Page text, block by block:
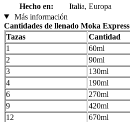
Hecho en:
Italia, Europa
Más información
Cantidades de llenado Moka Express
Tazas
Cantidad
1
60ml
2
90ml
3
130ml
4
190ml
6
270ml
9
420ml
12
670ml